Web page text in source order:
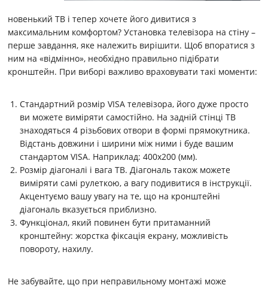
новенький ТВ і тепер хочете його дивитися з
максимальним комфортом? Установка телевізора на стіну –
перше завдання, яке належить вирішити. Щоб впоратися з
ним на «відмінно», необхідно правильно підібрати
кронштейн. При виборі важливо враховувати такі моменти:
Стандартний розмір VISA телевізора, його дуже просто
ви можете виміряти самостійно. На задній стінці ТВ
знаходяться 4 різьбових отвори в формі прямокутника.
Відстань довжини і ширини між ними і буде вашим
стандартом VISA. Наприклад: 400х200 (мм).
Розмір діагоналі і вага ТВ. Діагональ також можете
виміряти самі рулеткою, а вагу подивитися в інструкції.
Акцентуємо вашу увагу на те, що на кронштейні
діагональ вказується приблизно.
Функціонал, який повинен бути притаманний
кронштейну: жорстка фіксація екрану, можливість
повороту, нахилу.
Не забувайте, що при неправильному монтажі може